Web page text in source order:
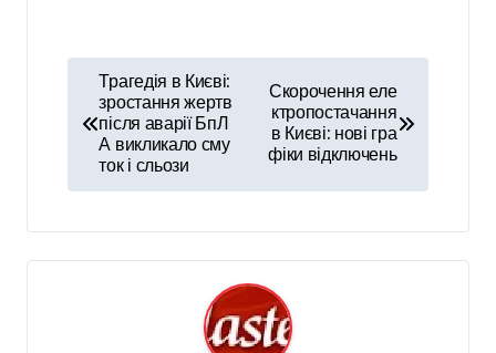
і
а
Трагедія в Києві:
зростання жертв
після аварії БпЛ
А викликало сму
ток і сльози
Скорочення еле
ктропостачання
в Києві: нові гра
фіки відключень